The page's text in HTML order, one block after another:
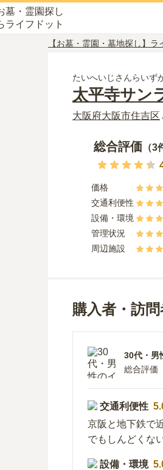
【お墓・霊園・墓地探し】ラ
たいへいじさんらいず
太平寺サン
大阪府大阪市住吉区
総合評価 （3
価格
交通利便性
設備・環境
管理状況
周辺施設
購入者・訪
30代 ・ 男
総合評価
交通利便性
京阪と地下鉄で
でもしんどくな
設備・環境